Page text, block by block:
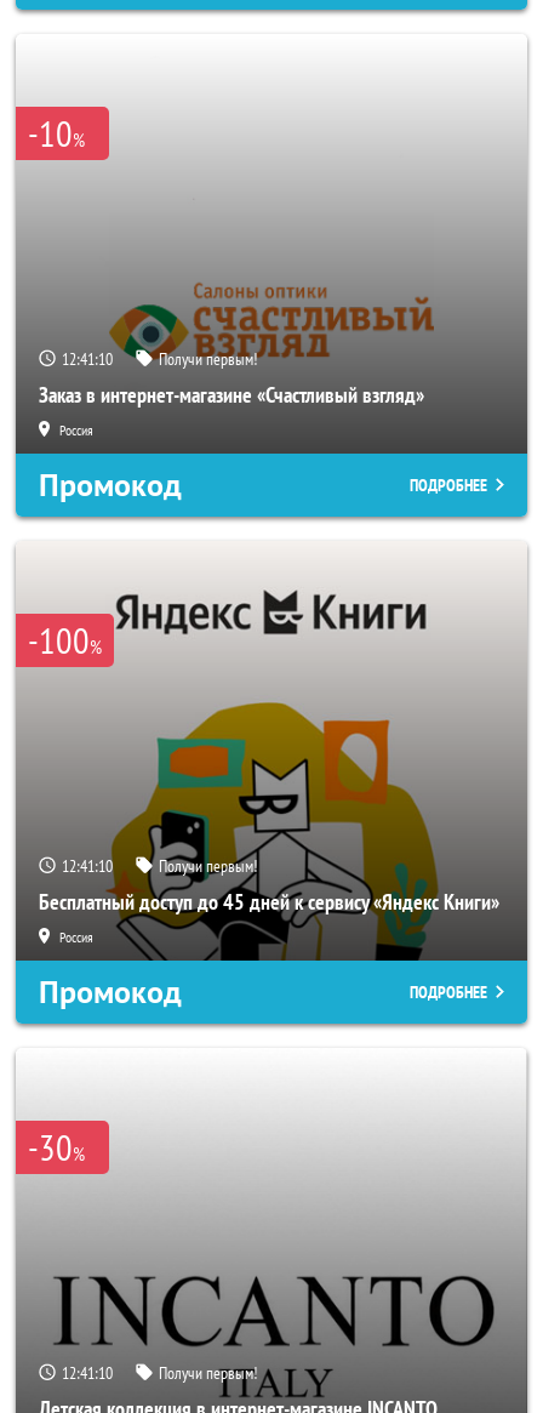
-10%
12:41:08 Получи первым!
Заказ в интернет-магазине «Счастливый взгляд»
Россия
Промокод ПОДРОБНЕЕ
-100%
12:41:08 Получи первым!
Бесплатный доступ до 45 дней к сервису «Яндекс Книги»
Россия
Промокод ПОДРОБНЕЕ
-30%
12:41:08 Получи первым!